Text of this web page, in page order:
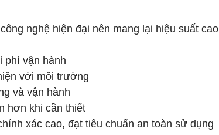
nghệ hiện đại nên mang lại hiệu suất cao
phí vận hành
với môi trường
và vận hành
hơn khi cần thiết
xác cao, đạt tiêu chuẩn an toàn sử dụng